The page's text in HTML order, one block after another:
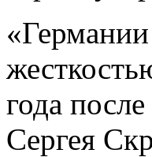
года
Сергея